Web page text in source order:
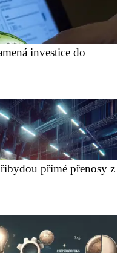
investice do
přímé přenosy z